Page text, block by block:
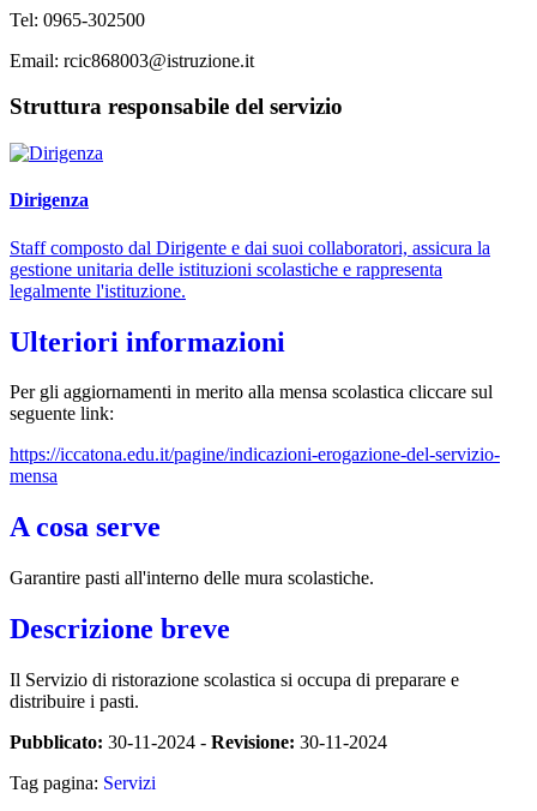
Tel: 0965-302500
Email: rcic868003@istruzione.it
Struttura responsabile del servizio
Dirigenza
Staff composto dal Dirigente e dai suoi collaboratori, assicura la
gestione unitaria delle istituzioni scolastiche e rappresenta
legalmente l'istituzione.
Ulteriori informazioni
Per gli aggiornamenti in merito alla mensa scolastica cliccare sul
seguente link:
https://iccatona.edu.it/pagine/indicazioni-erogazione-del-servizio-
mensa
A cosa serve
Garantire pasti all'interno delle mura scolastiche.
Descrizione breve
Il Servizio di ristorazione scolastica si occupa di preparare e
distribuire i pasti.
Pubblicato: 30-11-2024 - Revisione: 30-11-2024
Tag pagina: Servizi